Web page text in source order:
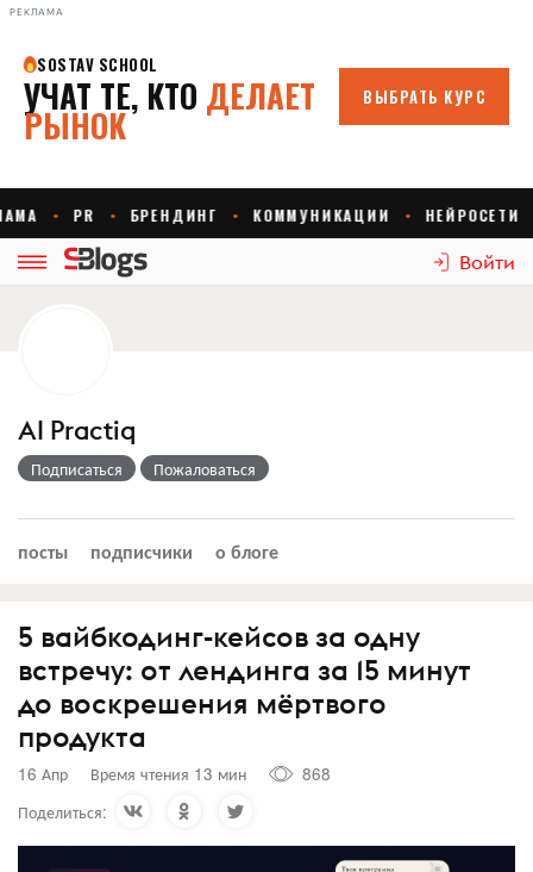
РЕКЛАМА
Войти
AI Practiq
Подписаться Пожаловаться
посты подписчики о блоге
5 вайбкодинг-кейсов за одну
встречу: от лендинга за 15 минут
до воскрешения мёртвого
продукта
16 Апр Время чтения 13 мин
868
Поделиться: